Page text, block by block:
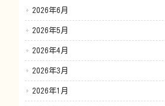
2026年6月
2026年5月
2026年4月
2026年3月
2026年1月